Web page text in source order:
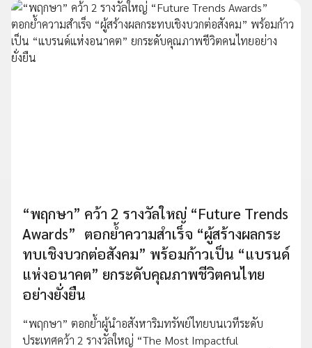
“พฤกษา” คว้า 2 รางวัลใหญ่ “Future Trends
Awards” ตอกย้ำความสำเร็จ “ผู้สร้างผลกระ
ทบเชิงบวกต่อสังคม” พร้อมก้าวเป็น “แบรนด์
แห่งอนาคต” ยกระดับคุณภาพชีวิตคนไทย
อย่างยั่งยืน
“พฤกษา” ตอกย้ำผู้นำอสังหาริมทรัพย์ไทยบนเวทีระดับ
ประเทศคว้า 2 รางวัลใหญ่ “The Most Impactful